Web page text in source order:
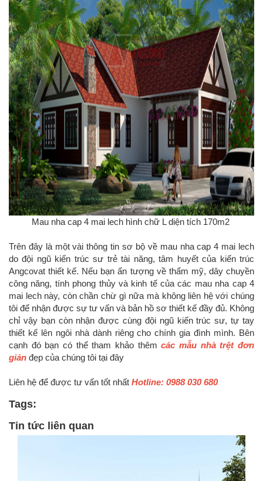
Mau nha cap 4 mai lech hình chữ L diện tích 170m2
Trên đây là một vài thông tin sơ bộ về mau nha cap 4 mai lech
do đội ngũ kiến trúc sư trẻ tài năng, tâm huyết của kiến trúc
Angcovat thiết kế. Nếu bạn ấn tượng về thẩm mỹ, dây chuyền
công năng, tính phong thủy và kinh tế của các mau nha cap 4
mai lech này, còn chần chừ gì nữa mà không liên hệ với chúng
tôi để nhận được sự tư vấn và bản hồ sơ thiết kế đầy đủ. Không
chỉ vậy bạn còn nhận được cùng đội ngũ kiến trúc sư, tự tay
thiết kế lên ngôi nhà dành riêng cho chính gia đình mình. Bên
cạnh đó bạn có thể tham khảo thêmcác mẫu nhà trệt đơn
giản đẹp của chúng tôi tại đây
Liên hệ để được tư vấn tốt nhất Hotline: 0988 030 680
Tags:
Tin tức liên quan